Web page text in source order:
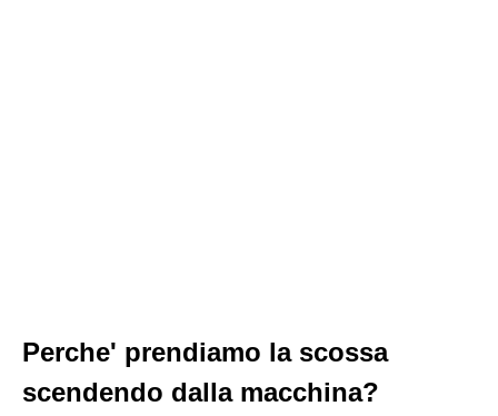
Perche' prendiamo la scossa
scendendo dalla macchina?